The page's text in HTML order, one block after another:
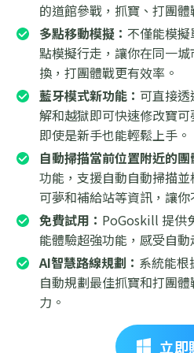
的道館參戰，抓寶、打團
多點移動模擬： 不僅能模
點模擬行走，讓你在同一
換，打團體戰更有效率。
藍牙模式新功能： 可直接
解和越獄即可快速修改寶可
即使是新手也能輕鬆上手。
自動掃描當前位置附近的團
功能，支援自動自動掃描
可夢和補給站等資訊，讓
免費試用： PoGoskill 提供
能體驗超強功能，感受自
AI智慧路線規劃： 系統能根
自動規劃最佳抓寶和打團
力。
立即